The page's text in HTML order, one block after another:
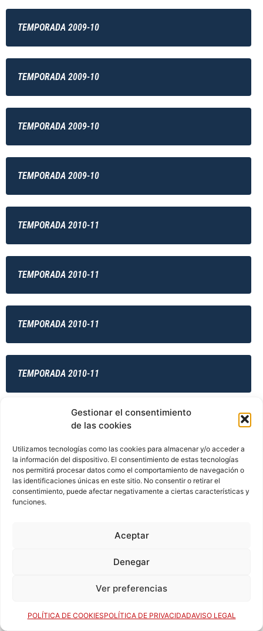
Gestionar el consentimiento
de las cookies
Utilizamos tecnologías como las cookies para almacenar y/o acceder a
la información del dispositivo. El consentimiento de estas tecnologías
nos permitirá procesar datos como el comportamiento de navegación o
las identificaciones únicas en este sitio. No consentir o retirar el
consentimiento, puede afectar negativamente a ciertas características y
funciones.
Aceptar
Denegar
Ver preferencias
POLÍTICA DE COOKIESPOLÍTICA DE PRIVACIDADAVISO LEGAL
TEMPORADA 2009-10
TEMPORADA 2009-10
TEMPORADA 2009-10
TEMPORADA 2009-10
TEMPORADA 2010-11
TEMPORADA 2010-11
TEMPORADA 2010-11
TEMPORADA 2010-11
TEMPORADA 2011-12
TEMPORADA 2011-12
TEMPORADA 2013-14